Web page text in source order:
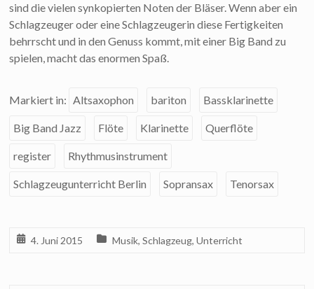
sind die vielen synkopierten Noten der Bläser. Wenn aber ein
Schlagzeuger oder eine Schlagzeugerin diese Fertigkeiten
behrrscht und in den Genuss kommt, mit einer Big Band zu
spielen, macht das enormen Spaß.
Markiert in: Altsaxophon bariton Bassklarinette
Big Band Jazz Flöte Klarinette Querflöte
register Rhythmusinstrument
Schlagzeugunterricht Berlin Sopransax Tenorsax
4. Juni 2015 Musik,Schlagzeug,Unterricht